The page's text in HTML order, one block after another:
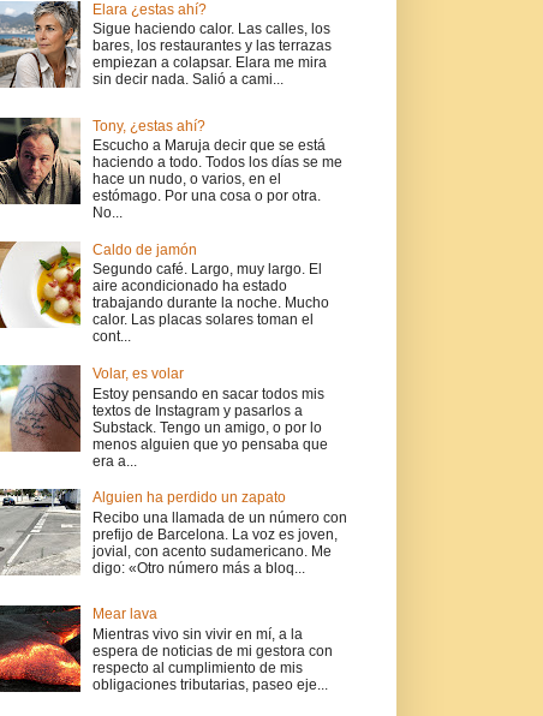
Elara ¿estas ahí?
Sigue haciendo calor. Las calles, los
bares, los restaurantes y las terrazas
empiezan a colapsar. Elara me mira
sin decir nada. Salió a cami...
Tony, ¿estas ahí?
Escucho a Maruja decir que se está
haciendo a todo. Todos los días se me
hace un nudo, o varios, en el
estómago. Por una cosa o por otra.
No...
Caldo de jamón
Segundo café. Largo, muy largo. El
aire acondicionado ha estado
trabajando durante la noche. Mucho
calor. Las placas solares toman el
cont...
Volar, es volar
Estoy pensando en sacar todos mis
textos de Instagram y pasarlos a
Substack. Tengo un amigo, o por lo
menos alguien que yo pensaba que
era a...
Alguien ha perdido un zapato
Recibo una llamada de un número con
prefijo de Barcelona. La voz es joven,
jovial, con acento sudamericano. Me
digo: «Otro número más a bloq...
Mear lava
Mientras vivo sin vivir en mí, a la
espera de noticias de mi gestora con
respecto al cumplimiento de mis
obligaciones tributarias, paseo eje...